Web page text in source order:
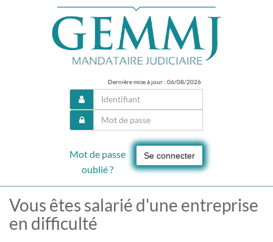
Dernière mise à jour : 06/08/2026
Se connecter
Mot de passe
oublié ?
Vous êtes salarié d'une entreprise
en difficulté